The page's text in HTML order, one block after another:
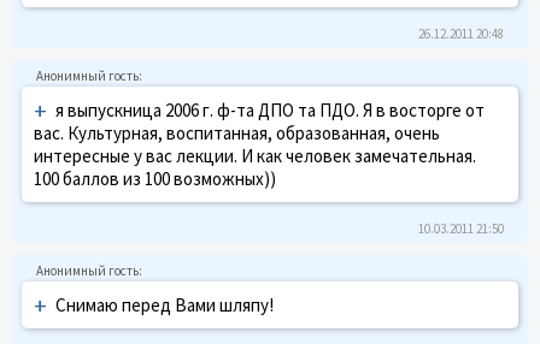
26.12.2011 20:48
+ я выпускница 2006 г. ф-та ДПО та ПДО. Я в восторге от
вас. Культурная, воспитанная, образованная, очень
интересные у вас лекции. И как человек замечательная.
100 баллов из 100 возможных))
10.03.2011 21:50
+ Снимаю перед Вами шляпу!